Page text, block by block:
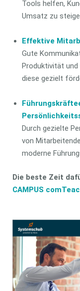
Tools helfen,
Umsatz zu
Effektive
Gute
Produktivität
diese gezielt
Durch gezielte
von
moderne
Die beste Zeit
CAMPUS